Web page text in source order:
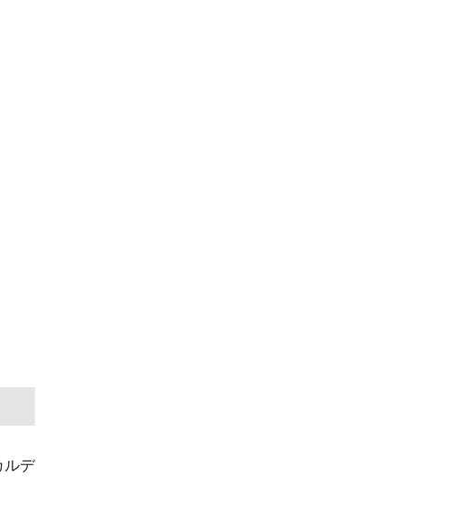
ルデ